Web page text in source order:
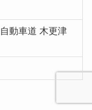
動車道 木更津